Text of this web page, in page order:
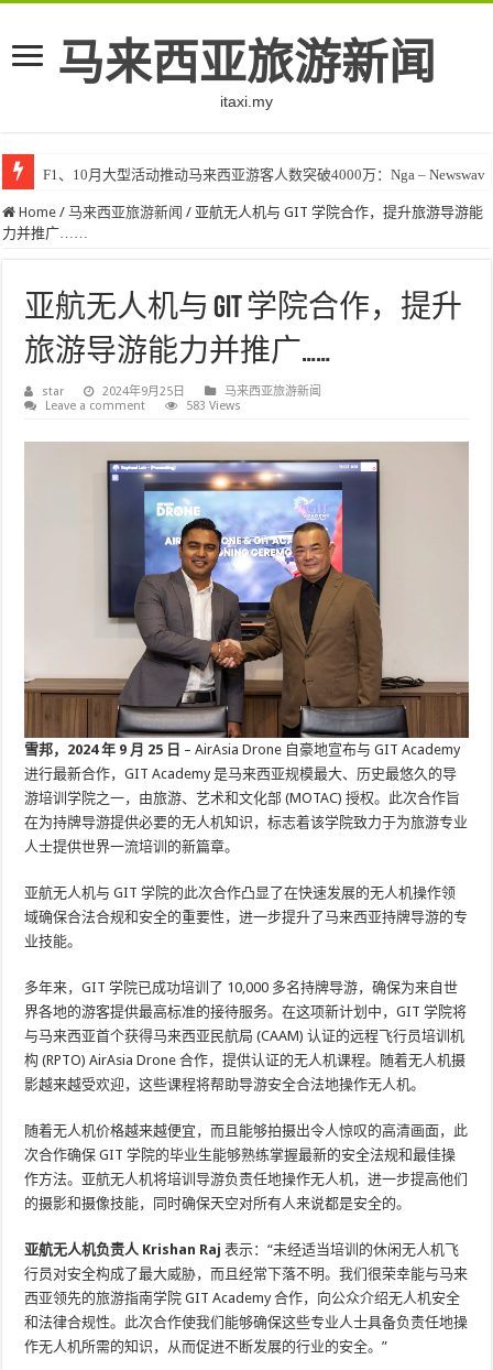
马来西亚旅游新闻
itaxi.my
F1、10月大型活动推动马来西亚游客人数突破4000万：Nga – Newswav
Home / 马来西亚旅游新闻 / 亚航无人机与 GIT 学院合作，提升旅游导游能
力并推广……
亚航无人机与 GIT 学院合作，提升
旅游导游能力并推广……
star 2024年9月25日
马来西亚旅游新闻
Leave a comment
583 Views
雪邦，2024 年 9 月 25 日 – AirAsia Drone 自豪地宣布与 GIT Academy
进行最新合作，GIT Academy 是马来西亚规模最大、历史最悠久的导
游培训学院之一，由旅游、艺术和文化部 (MOTAC) 授权。此次合作旨
在为持牌导游提供必要的无人机知识，标志着该学院致力于为旅游专业
人士提供世界一流培训的新篇章。
亚航无人机与 GIT 学院的此次合作凸显了在快速发展的无人机操作领
域确保合法合规和安全的重要性，进一步提升了马来西亚持牌导游的专
业技能。
多年来，GIT 学院已成功培训了 10,000 多名持牌导游，确保为来自世
界各地的游客提供最高标准的接待服务。在这项新计划中，GIT 学院将
与马来西亚首个获得马来西亚民航局 (CAAM) 认证的远程飞行员培训机
构 (RPTO) AirAsia Drone 合作，提供认证的无人机课程。随着无人机摄
影越来越受欢迎，这些课程将帮助导游安全合法地操作无人机。
随着无人机价格越来越便宜，而且能够拍摄出令人惊叹的高清画面，此
次合作确保 GIT 学院的毕业生能够熟练掌握最新的安全法规和最佳操
作方法。亚航无人机将培训导游负责任地操作无人机，进一步提高他们
的摄影和摄像技能，同时确保天空对所有人来说都是安全的。
亚航无人机负责人 Krishan Raj 表示：“未经适当培训的休闲无人机飞
行员对安全构成了最大威胁，而且经常下落不明。我们很荣幸能与马来
西亚领先的旅游指南学院 GIT Academy 合作，向公众介绍无人机安全
和法律合规性。此次合作使我们能够确保这些专业人士具备负责任地操
作无人机所需的知识，从而促进不断发展的行业的安全。”